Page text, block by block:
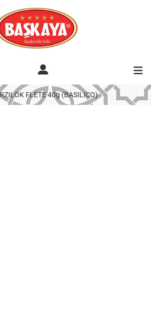
FLETE 40g (BASILICO)